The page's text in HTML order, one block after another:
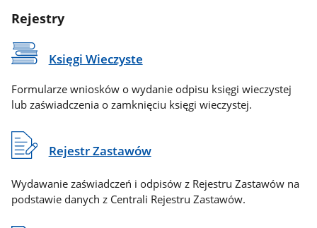
Rejestry
Księgi Wieczyste
Formularze wniosków o wydanie odpisu księgi wieczystej
lub zaświadczenia o zamknięciu księgi wieczystej.
Rejestr Zastawów
Wydawanie zaświadczeń i odpisów z Rejestru Zastawów na
podstawie danych z Centrali Rejestru Zastawów.